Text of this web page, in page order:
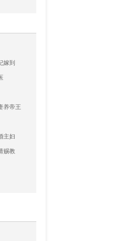
嫁到
养帝王
主妇
赐教